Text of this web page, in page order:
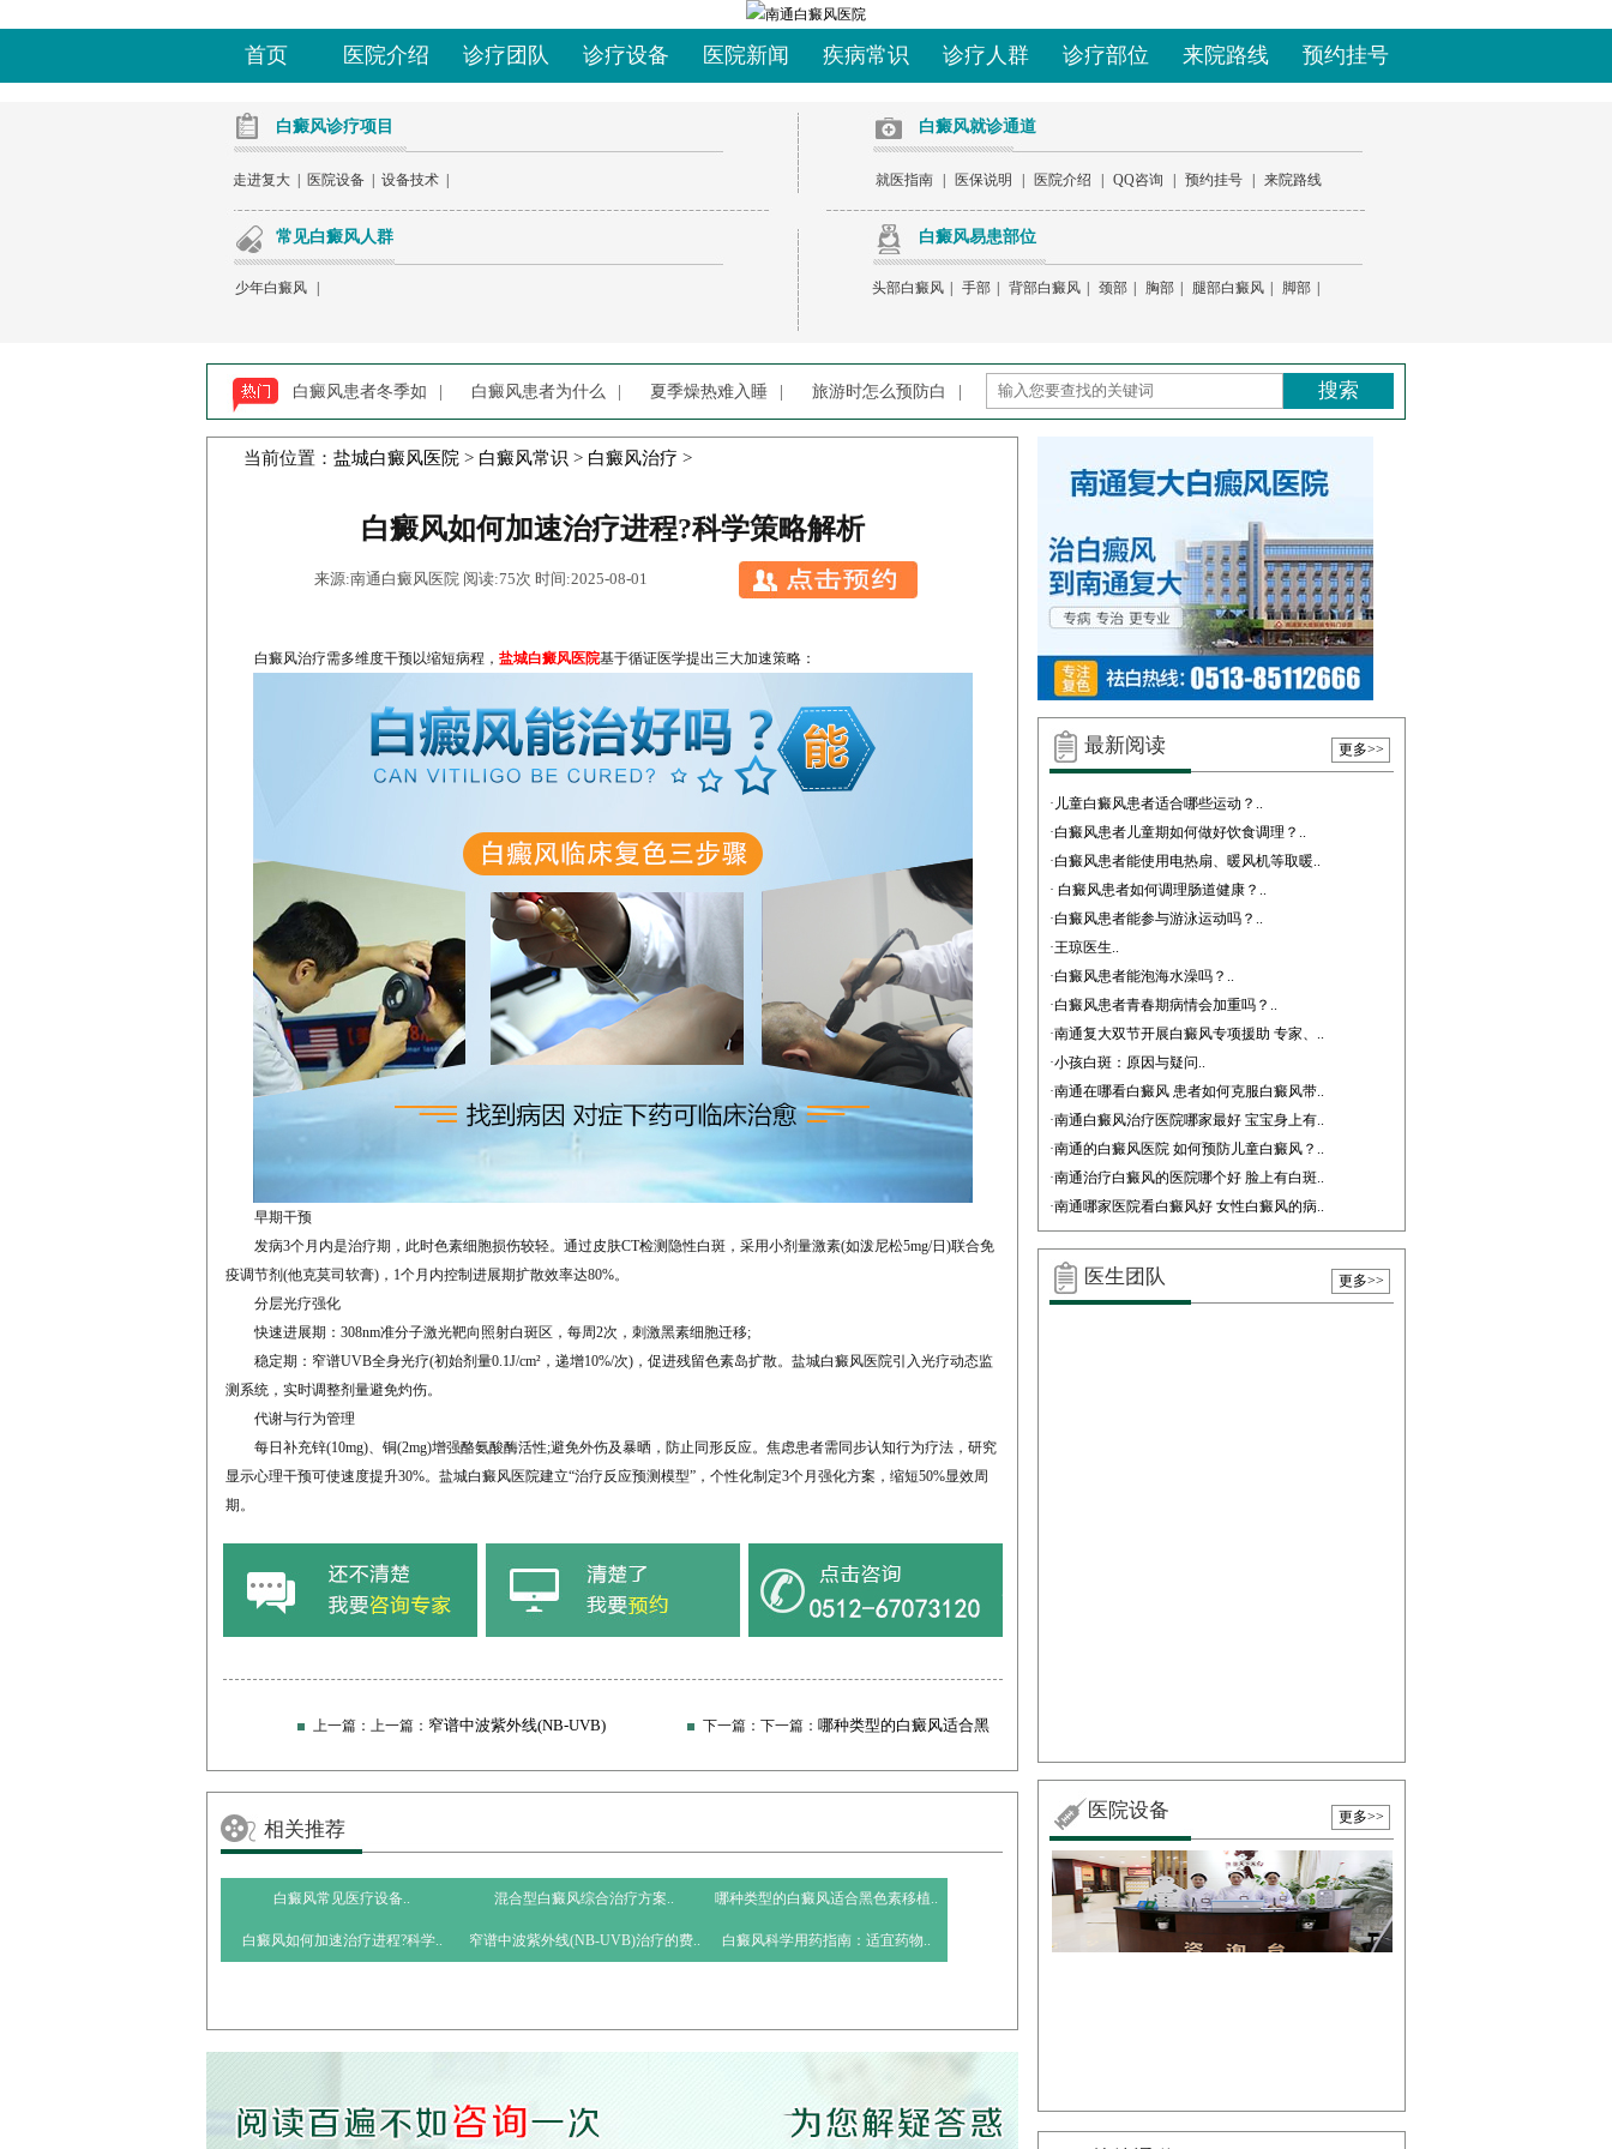
首页 医院介绍 诊疗团队 诊疗设备 医院新闻 疾病常识 诊疗人群 诊疗部位 来院路线 预约挂号
白癜风诊疗项目 白癜风就诊通道
常见白癜风人群 白癜风易患部位
走进复大 医院设备 设备技术 就医指南 医保说明 医院介绍 QQ咨询 预约挂号 来院路线
少年白癜风 头部白癜风 手部 背部白癜风 颈部 胸部 腿部白癜风 脚部
白癜风患者冬季如 白癜风患者为什么 夏季燥热难入睡 旅游时怎么预防白
当前位置： 盐城白癜风医院 > 白癜风常识 > 白癜风治疗 >
​白癜风如何加速治疗进程?科学策略解析​
来源:南通白癜风医院 阅读:75次 时间:2025-08-01
白癜风治疗需多维度干预以缩短病程，​ 盐城白癜风医院基于循证医学提出三大加速策略：
​早期干预​
发病3个月内是治疗期，此时色素细胞损伤较轻。通过皮肤CT检测隐性白斑，采用小剂量激素(如泼尼松5mg/日)联合免
疫调节剂(他克莫司软膏)，1个月内控制进展期扩散效率达80%。
​分层光疗强化​
​快速进展期​：308nm准分子激光靶向照射白斑区，每周2次，刺激黑素细胞迁移;
​稳定期​：窄谱UVB全身光疗(初始剂量0.1J/cm²，递增10%/次)，促进残留色素岛扩散。​盐城白癜风医院引入光疗动态监
测系统，实时调整剂量避免灼伤。
​代谢与行为管理​
每日补充锌(10mg)、铜(2mg)增强酪氨酸酶活性;避免外伤及暴晒，防止同形反应。焦虑患者需同步认知行为疗法，研究
显示心理干预可使速度提升30%。​盐城白癜风医院建立“治疗反应预测模型”，个性化制定3个月强化方案，缩短50%显效周
期。
上一篇：上一篇： ​窄谱中波紫外线(NB-UVB)
治疗的费用解析与优化策
下一篇：下一篇： 哪种类型的白癜风适合黑
相关推荐
​白癜风常见医疗设备.. 混合型白癜风综合治疗方案.. 哪种类型的白癜风适合黑色素移植..
​白癜风如何加速治疗进程?科学.. ​窄谱中波紫外线(NB-UVB)治疗的费.. ​白癜风科学用药指南：适宜药物..
最新阅读 更多>>
· 儿童白癜风患者适合哪些运动？..
·白癜风患者儿童期如何做好饮食调理？..
·白癜风患者能使用电热扇、暖风机等取暖..
· 白癜风患者如何调理肠道健康？..
·白癜风患者能参与游泳运动吗？..
·王琼医生..
·白癜风患者能泡海水澡吗？..
·白癜风患者青春期病情会加重吗？..
·南通复大双节开展白癜风专项援助 专家、..
·小孩白斑：原因与疑问..
·南通在哪看白癜风 患者如何克服白癜风带..
·南通白癜风治疗医院哪家最好 宝宝身上有..
·南通的白癜风医院 如何预防儿童白癜风？..
·南通治疗白癜风的医院哪个好 脸上有白斑..
·南通哪家医院看白癜风好 女性白癜风的病..
医生团队 更多>>
医院设备 更多>>